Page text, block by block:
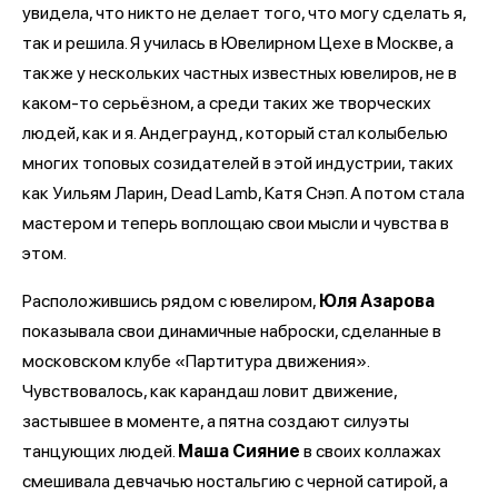
увидела, что никто не делает того, что могу сделать я,
так и решила. Я училась в Ювелирном Цехе в Москве, а
также у нескольких частных известных ювелиров, не в
каком-то серьёзном, а среди таких же творческих
людей, как и я. Андеграунд, который стал колыбелью
многих топовых созидателей в этой индустрии, таких
как Уильям Ларин, Dead Lamb, Катя Снэп. А потом стала
мастером и теперь воплощаю свои мысли и чувства в
этом.
Расположившись рядом с ювелиром, Юля Азарова
показывала свои динамичные наброски, сделанные в
московском клубе «Партитура движения».
Чувствовалось, как карандаш ловит движение,
застывшее в моменте, а пятна создают силуэты
танцующих людей. Маша Сияние в своих коллажах
смешивала девчачью ностальгию с черной сатирой, а